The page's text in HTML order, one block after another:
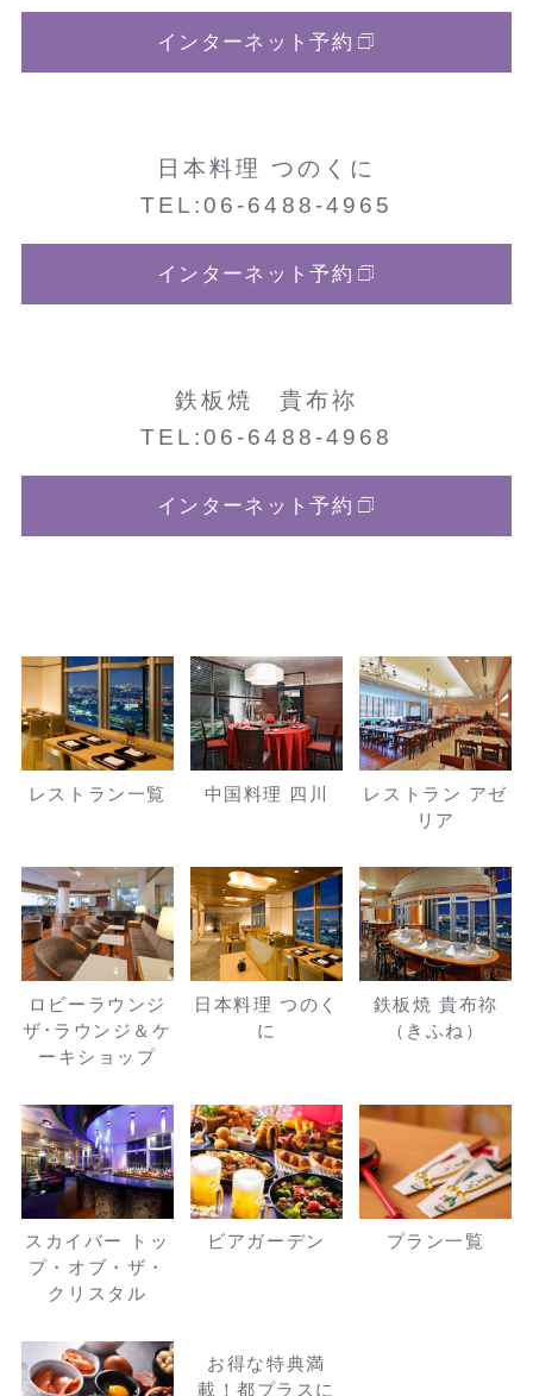
インターネット予約
日本料理 つのくに
TEL:06-6488-4965
インターネット予約
鉄板焼 貴布祢
TEL:06-6488-4968
インターネット予約
レストラン一覧 中国料理 四川
レストラン アゼ
リア
ロビーラウンジ
ザ･ラウンジ＆ケ
ーキショップ
日本料理 つのく
に
鉄板焼 貴布祢
（きふね）
スカイバー トッ
プ・オブ・ザ・
クリスタル
ビアガーデン プラン一覧
お得な特典満
載！都プラスに